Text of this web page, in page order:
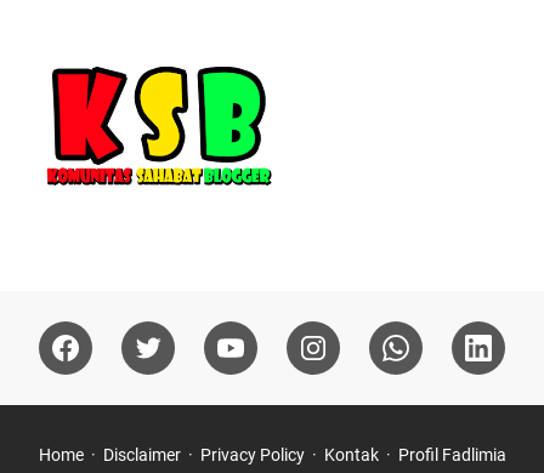
Home Disclaimer Privacy Policy Kontak Profil Fadlimia